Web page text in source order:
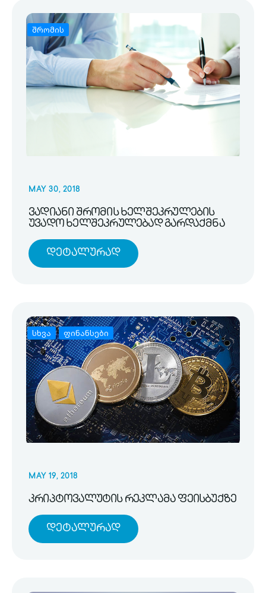
შრომის
MAY 30, 2018
ვადიანი შრომის ხელშეკრულების
უვადო ხელშეკრულებად გარდაქმნა
Დეტალურად
სხვა ფინანსები
MAY 19, 2018
კრიპტოვალუტის რეკლამა ფეისბუქზე
Დეტალურად